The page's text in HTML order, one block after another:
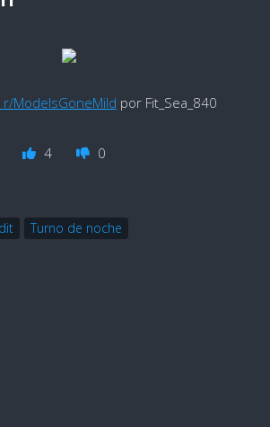
r/ModelsGoneMild por Fit_Sea_840
4 0
Turno de noche